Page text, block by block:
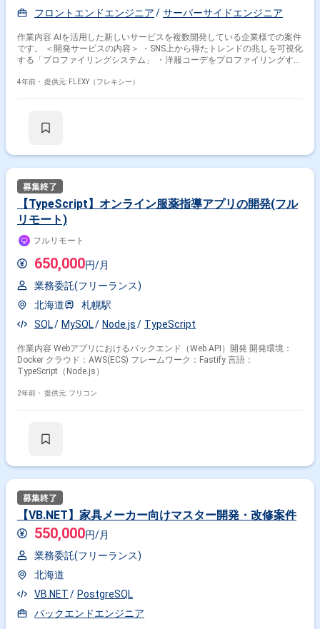
フロントエンドエンジニア
サーバーサイドエンジニア
作業内容 AIを活用した新しいサービスを複数開発している企業様での案件
です。 ＜開発サービスの内容＞ ・SNS上から得たトレンドの兆しを可視化
する「プロファイリングシステム」 ・洋服コーデをプロファイリングする
るプロダクト など ＜業務内容＞ 上記の開発や、プロダクトを活用したサ
4年前・ 提供元: FLEXY（フレキシー）
【TypeScript】オンライン服薬指導アプリの開発(フル
リモート)
フルリモート
650,000円/月
業務委託(フリーランス)
北海道
札幌駅
SQL
MySQL Node.js TypeScript
作業内容 Webアプリにおけるバックエンド（Web API）開発 開発環境：
Docker クラウド：AWS(ECS) フレームワーク：Fastify 言語：
TypeScript（Node.js）
2年前・ 提供元: フリコン
【VB.NET】家具メーカー向けマスター開発・改修案件
550,000円/月
業務委託(フリーランス)
北海道
VB.NET
PostgreSQL
バックエンドエンジニア